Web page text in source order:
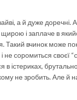
а й дуже
і заплаче в
Такий вчинок може
не соромиться своєї
істериках,
не зробить. Але й